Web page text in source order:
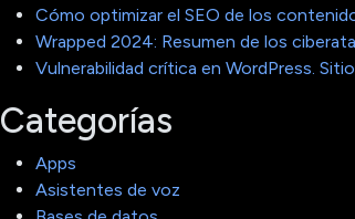
Cómo optimizar el SEO de los
Wrapped 2024: Resumen de los
Vulnerabilidad crítica en WordPress.
Categorías
Apps
Asistentes de voz